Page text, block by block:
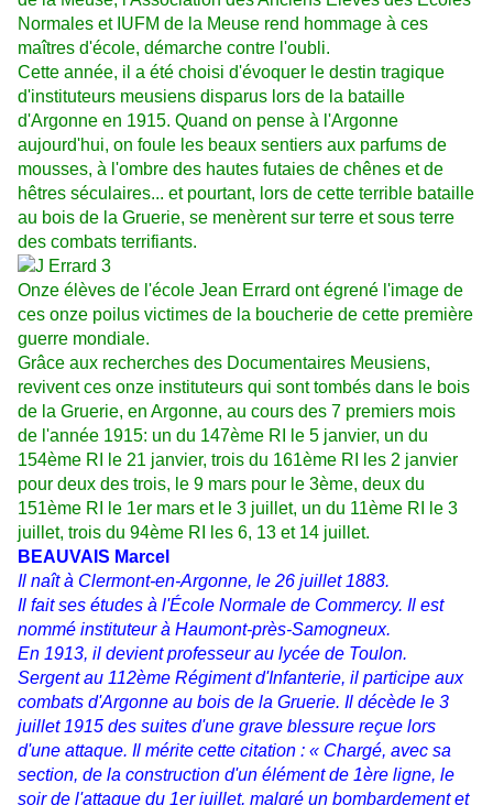
Normales et IUFM de la Meuse rend hommage à ces
maîtres d'école, démarche contre l'oubli.
Cette année, il a été choisi d'évoquer le destin tragique
d'instituteurs meusiens disparus lors de la bataille
d'Argonne en 1915. Quand on pense à l'Argonne
aujourd'hui, on foule les beaux sentiers aux parfums de
mousses, à l'ombre des hautes futaies de chênes et de
hêtres séculaires... et pourtant, lors de cette terrible bataille
au bois de la Gruerie, se menèrent sur terre et sous terre
des combats terrifiants.
Onze élèves de l'école Jean Errard ont égrené l'image de
ces onze poilus victimes de la boucherie de cette première
guerre mondiale.
Grâce aux recherches des Documentaires Meusiens,
revivent ces onze instituteurs qui sont tombés dans le bois
de la Gruerie, en Argonne, au cours des 7 premiers mois
de l'année 1915: un du 147ème RI le 5 janvier, un du
154ème RI le 21 janvier, trois du 161ème RI les 2 janvier
pour deux des trois, le 9 mars pour le 3ème, deux du
151ème RI le 1er mars et le 3 juillet, un du 11ème RI le 3
juillet, trois du 94ème RI les 6, 13 et 14 juillet.
BEAUVAIS Marcel
Il naît à Clermont-en-Argonne, le 26 juillet 1883.
Il fait ses études à l'École Normale de Commercy. Il est
nommé instituteur à Haumont-près-Samogneux.
En 1913, il devient professeur au lycée de Toulon.
Sergent au 112ème Régiment d'Infanterie, il participe aux
combats d'Argonne au bois de la Gruerie. Il décède le 3
juillet 1915 des suites d'une grave blessure reçue lors
d'une attaque. Il mérite cette citation : « Chargé, avec sa
section, de la construction d'un élément de 1ère ligne, le
soir de l'attaque du 1er juillet, malgré un bombardement et